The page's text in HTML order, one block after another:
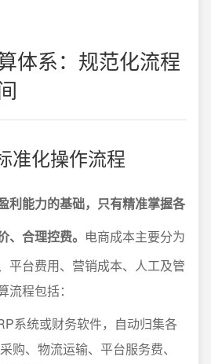
体系：规范化流程
准化操作流程
利能力的基础，只有精准掌握各
合理控费。 电商成本主要分为
平台费用、营销成本、人工及管
程包括：
系统或财务软件，自动归集各
购、物流运输、平台服务费、